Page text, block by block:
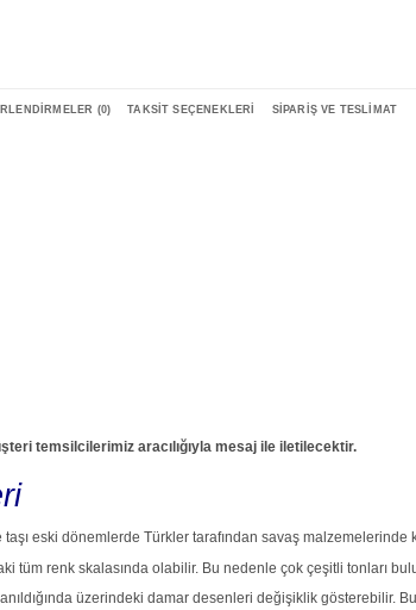
(0) TAKSIT SEÇENEKLERI SIPARIŞ VE TESLIMAT
temsilcilerimiz aracılığıyla mesaj ile iletilecektir.
eski dönemlerde Türkler tarafından savaş malzemelerinde
tüm renk skalasında olabilir. Bu nedenle çok çeşitli tonları
üzerindeki damar desenleri değişiklik gösterebilir.